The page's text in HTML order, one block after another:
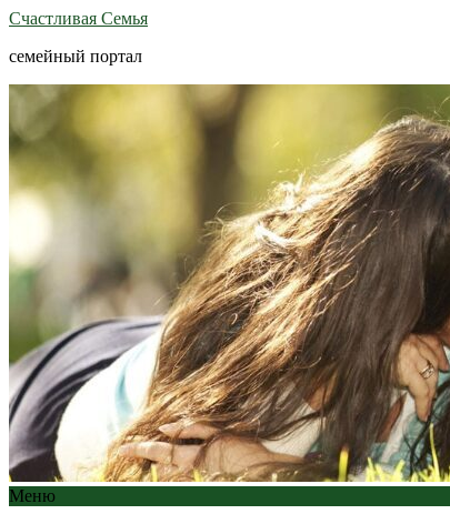
Счастливая Семья
семейный портал
Меню